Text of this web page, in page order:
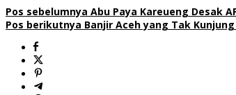
Pos sebelumnya Abu Paya Kareueng Desak
Pos berikutnya Banjir Aceh yang Tak